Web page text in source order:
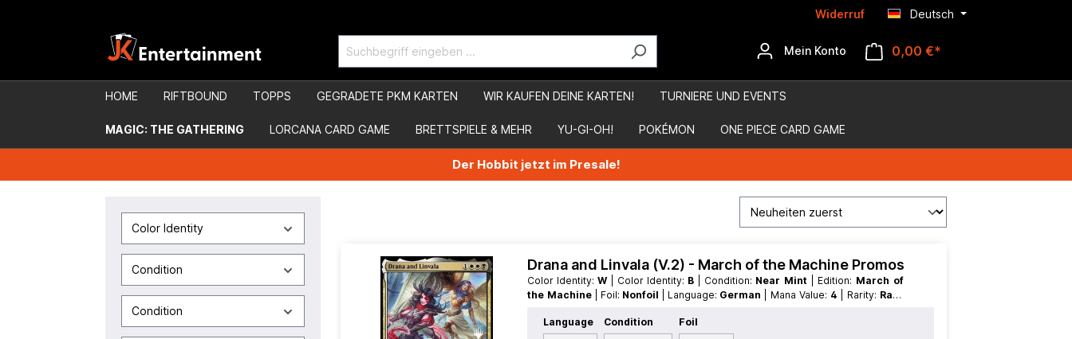
Widerruf Deutsch
Mein Konto 0,00 €*
HOME RIFTBOUND TOPPS GEGRADETE PKM KARTEN WIR KAUFEN DEINE KARTEN! TURNIERE UND EVENTS
MAGIC: THE GATHERING LORCANA CARD GAME BRETTSPIELE & MEHR YU-GI-OH! POKÉMON ONE PIECE CARD GAME
Der Hobbit jetzt im Presale!
Color Identity
Condition
Condition
Drana and Linvala (V.2) - March of the Machine Promos
Color Identity:W | Color Identity: B | Condition: Near Mint | Edition: March of
the Machine
| Foil: Nonfoil | Language: German | Mana Value: 4 | Rarity: Rare
Language
Condition Foil